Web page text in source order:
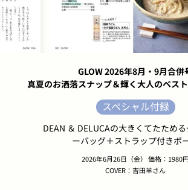
GLOW 2026年8月・9月合併
真夏のお洒落スナップ＆輝く大人のベス
スペシャル付録
DEAN ＆ DELUCAの大きくてたため
ーバッグ＋ストラップ付きポ
2026年6月26日（金） 価格：1980円
COVER：吉田羊さん